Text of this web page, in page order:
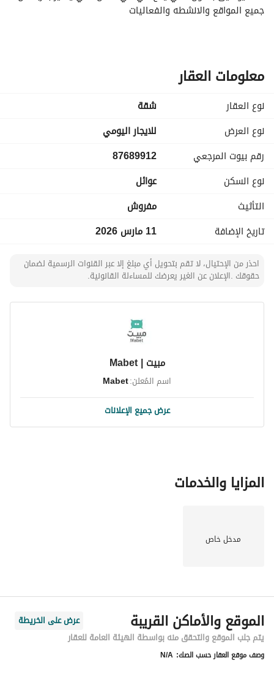
جميع المواقع والانشطه والفعاليات
معلومات العقار
نوع العقار
شقة
نوع العرض
للايجار اليومي
رقم بيوت المرجعي
87689912
نوع السكن
عوائل
التأثيث
مفروش
تاريخ الإضافة
11 مارس 2026
احذر من الإحتيال، لا تقم بتحويل أي مبلغ إلا عبر القنوات الرسمية لضمان
حقوقك .الإعلان عن الغير يعرضك للمساءلة القانونية.
مبيت | Mabet
اسم المُعلن:Mabet
عرض جميع الإعلانات
المزايا والخدمات
مدخل خاص
الموقع والأماكن القريبة
عرض على الخريطة
يتم جلب الموقع والتحقق منه بواسطة الهيئة العامة للعقار
وصف موقع العقار حسب الصك: N/A